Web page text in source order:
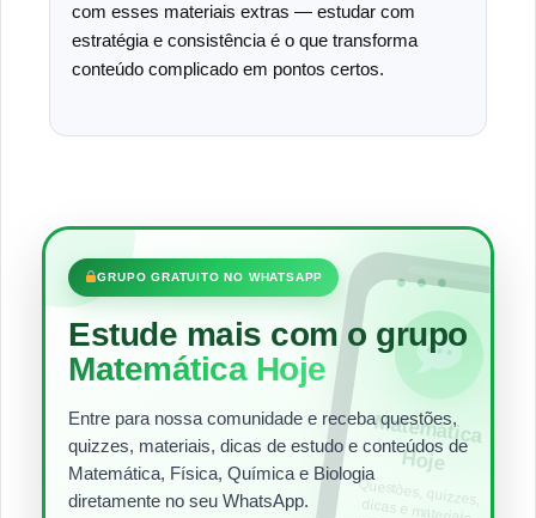
com esses materiais extras — estudar com
estratégia e consistência é o que transforma
conteúdo complicado em pontos certos.
•••
GRUPO GRATUITO NO WHATSAPP
Estude mais com o grupo
Matemática Hoje
Entre para nossa comunidade e receba questões,
quizzes, materiais, dicas de estudo e conteúdos de
Matemática, Física, Química e Biologia
diretamente no seu WhatsApp.
Matem
ática
Hoje
Questões, quizzes,
dicas e materiais
para estudar todos